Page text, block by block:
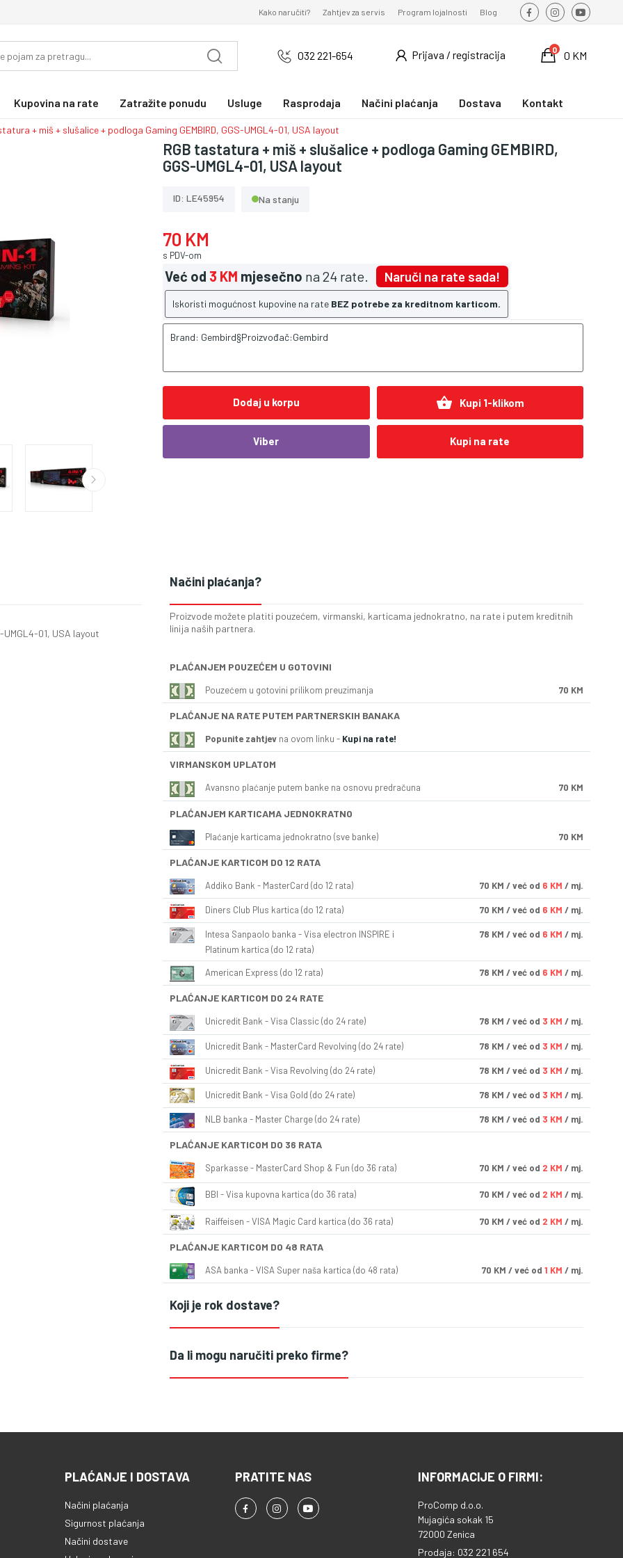
Kako naručiti? Zahtjev za servis Program lojalnosti Blog
032 221-654 Prijava / registracija 0 KM
0
Kupovina na rate Zatražite ponudu Usluge Rasprodaja Načini plaćanja Dostava Kontakt
+ miš + slušalice + podloga Gaming GEMBIRD, GGS-UMGL4-01, USA layout
RGB tastatura + miš + slušalice + podloga Gaming GEMBIRD,
GGS-UMGL4-01, USA layout
ID: LE45954 Na stanju
70 KM
s PDV-om
Već od 3 KM mjesečno na 24 rate. Naruči na rate sada!
Iskoristi mogućnost kupovine na rate BEZ potrebe za kreditnom karticom.
Brand: Gembird§Proizvođač:Gembird
Dodaj u korpu shopping_basket Kupi 1-klikom
Viber Kupi na rate
UMGL4-01, USA layout
Načini plaćanja?
Proizvode možete platiti pouzećem, virmanski, karticama jednokratno, na rate i putem kreditnih
linija naših partnera.
PLAĆANJEM POUZEĆEM U GOTOVINI
Pouzećem u gotovini prilikom preuzimanja 70 KM
PLAĆANJE NA RATE PUTEM PARTNERSKIH BANAKA
Popunite zahtjev na ovom linku - Kupi na rate!
VIRMANSKOM UPLATOM
Avansno plaćanje putem banke na osnovu predračuna 70 KM
PLAĆANJEM KARTICAMA JEDNOKRATNO
Plaćanje karticama jednokratno (sve banke) 70 KM
PLAĆANJE KARTICOM DO 12 RATA
Addiko Bank - MasterCard (do 12 rata) 70 KM / već od 6 KM / mj.
Diners Club Plus kartica (do 12 rata) 70 KM / već od 6 KM / mj.
Intesa Sanpaolo banka - Visa electron INSPIRE i
Platinum kartica (do 12 rata)
78 KM / već od 6 KM / mj.
American Express (do 12 rata) 78 KM / već od 6 KM / mj.
PLAĆANJE KARTICOM DO 24 RATE
Unicredit Bank - Visa Classic (do 24 rate) 78 KM / već od 3 KM / mj.
Unicredit Bank - MasterCard Revolving (do 24 rate) 78 KM / već od 3 KM / mj.
Unicredit Bank - Visa Revolving (do 24 rate) 78 KM / već od 3 KM / mj.
Unicredit Bank - Visa Gold (do 24 rate) 78 KM / već od 3 KM / mj.
NLB banka - Master Charge (do 24 rate) 78 KM / već od 3 KM / mj.
PLAĆANJE KARTICOM DO 36 RATA
Sparkasse - MasterCard Shop & Fun (do 36 rata) 70 KM / već od 2 KM / mj.
BBI - Visa kupovna kartica (do 36 rata) 70 KM / već od 2 KM / mj.
Raiffeisen - VISA Magic Card kartica (do 36 rata) 70 KM / već od 2 KM / mj.
PLAĆANJE KARTICOM DO 48 RATA
ASA banka - VISA Super naša kartica (do 48 rata) 70 KM / već od 1 KM / mj.
Koji je rok dostave?
Da li mogu naručiti preko firme?
PLAĆANJE I DOSTAVA
Načini plaćanja
Sigurnost plaćanja
Načini dostave
PRATITE NAS INFORMACIJE O FIRMI:
ProComp d.o.o.
Mujagića sokak 15
72000 Zenica
Prodaja: 032 221 654